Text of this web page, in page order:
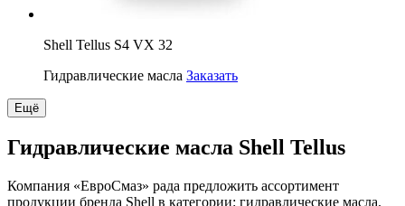
Shell Tellus S4 VX 32
Гидравлические масла Заказать
Ещё
Гидравлические масла Shell Tellus
Компания «ЕвроСмаз» рада предложить ассортимент
продукции бренда Shell в категории: гидравлические масла.